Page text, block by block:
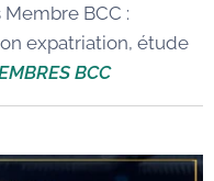
BCC :
expatriation, étude
BCC